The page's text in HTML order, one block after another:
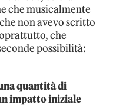
che musicalmente
non avevo scritto
che
possibilità:
quantità di
impatto iniziale